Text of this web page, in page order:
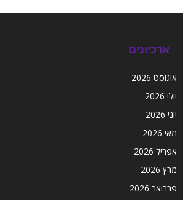
ארכיונים
אוגוסט 2026
יולי 2026
יוני 2026
מאי 2026
אפריל 2026
מרץ 2026
פברואר 2026